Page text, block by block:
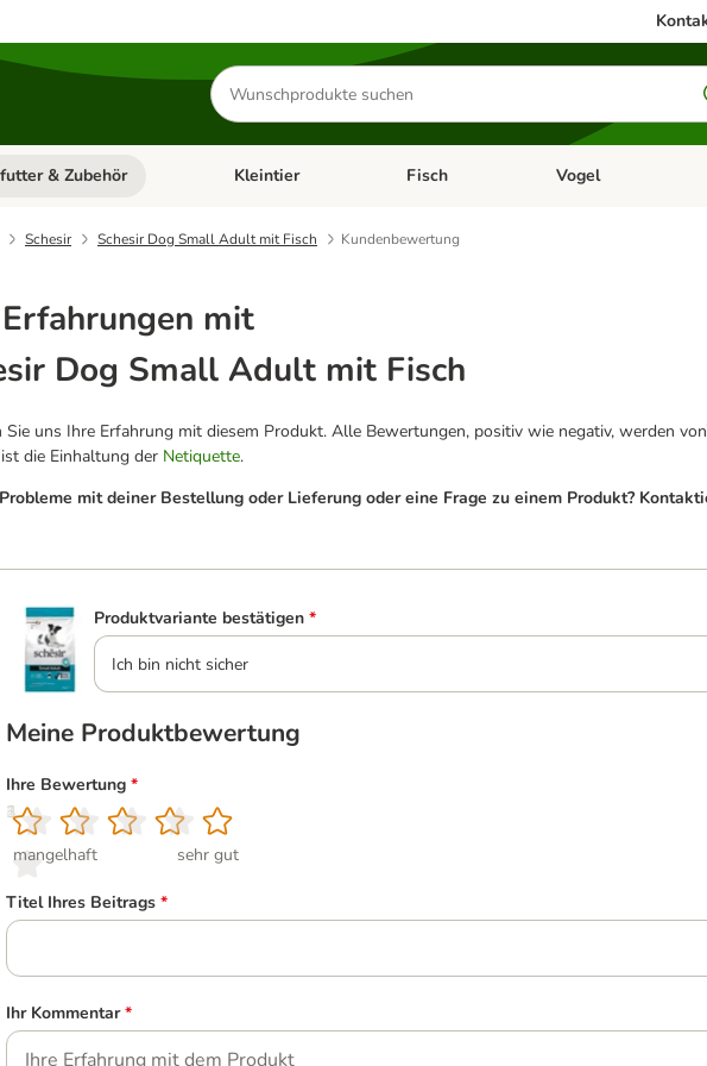
Produkte
suchen
Menü öffnen: Katzenfutter & Zubehör
& Zubehör Kategorie-Menü öffnen: Hundefutter & Zubehör
Kleintier Kategorie-Menü öffnen: Kleintier
Fisch Kategorie-Menü
Vogel
Schesir Schesir Dog Small Adult mit Fisch Kundenbewertung
mit
Dog Small Adult mit Fisch
Sie uns Ihre Erfahrung mit diesem Produkt. Alle Bewertungen, positiv wie negativ, werden
die Einhaltung der Netiquette.
mit deiner Bestellung oder Lieferung oder eine Frage zu einem Produkt?
Produktvariante bestätigen *
Ich bin nicht sicher
Meine Produktbewertung
Ihre Bewertung *
1
mangelhaft
2
3
4
5
sehr gut
Titel Ihres Beitrags *
Ihr Kommentar *